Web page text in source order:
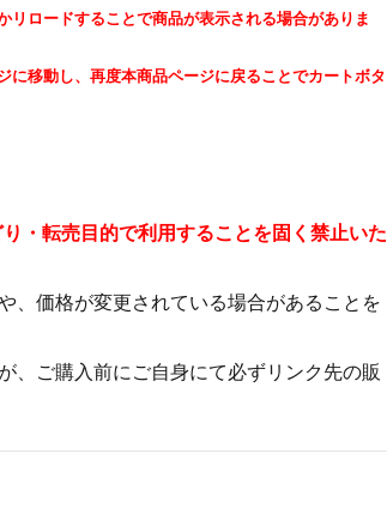
ロードすることで商品が表示される場合がありま
移動し、再度本商品ページに戻ることでカートボタ
・転売目的で利用することを固く禁止いた
、価格が変更されている場合があることを
、ご購入前にご自身にて必ずリンク先の販